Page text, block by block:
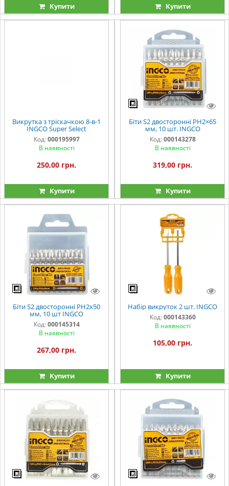
Купити Купити
Викрутка з тріскачкою 8-в-1
INGCO Super Select
Код: 000195997
В наявності
250,00 грн.
Купити
Біти S2 двосторонні PH2×65
мм, 10 шт. INGCO
Код: 000143278
В наявності
319,00 грн.
Купити
Біти S2 двосторонні PH2x50
мм, 10 шт INGCO
Код: 000145314
В наявності
267,00 грн.
Купити
Набір викруток 2 шт. INGCO
Код: 000143360
В наявності
105,00 грн.
Купити